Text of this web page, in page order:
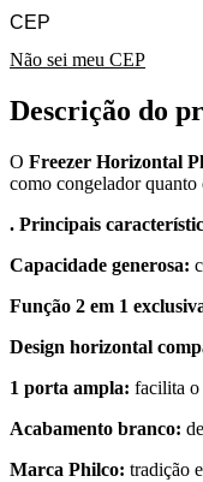
Não sei meu CEP
Descrição do
O Freezer Horizontal
como congelador
. Principais
Capacidade generosa:
Função 2 em 1
Design horizontal
1 porta ampla: facilita o
Acabamento branco:
Marca Philco: tradição